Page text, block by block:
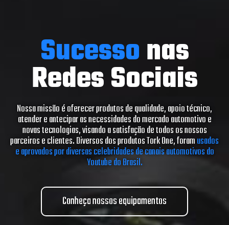
Sucessonas
Redes Sociais
Nossa missão é oferecer produtos de qualidade, apoio técnico,
atender e antecipar as necessidades do mercado automotivo e
novas tecnologias, visando a satisfação de todos os nossos
parceiros e clientes. Diversos dos produtos Tork One, foramusados
e aprovados por diversas celebridades de canais automotivos do
Youtube do Brasil.
Conheça nossos equipamentos